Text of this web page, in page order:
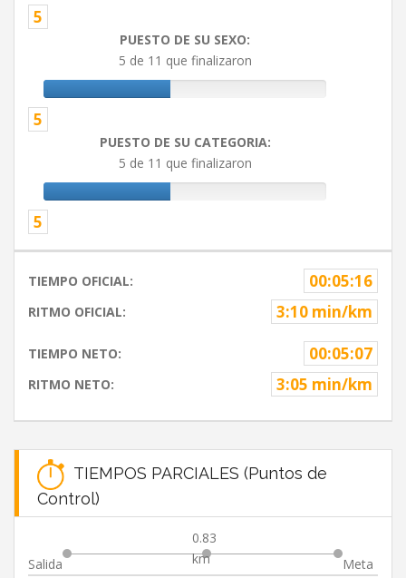
5
PUESTO DE SU SEXO:
5 de 11 que finalizaron
5
PUESTO DE SU CATEGORIA:
5 de 11 que finalizaron
5
TIEMPO OFICIAL: 00:05:16
RITMO OFICIAL: 3:10 min/km
TIEMPO NETO: 00:05:07
RITMO NETO: 3:05 min/km
TIEMPOS PARCIALES (Puntos de
Control)
Salida
0.83
km
Meta